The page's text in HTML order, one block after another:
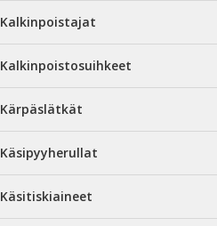
Kalkinpoistajat
Kalkinpoistosuihkeet
Kärpäslätkät
Käsipyyherullat
Käsitiskiaineet